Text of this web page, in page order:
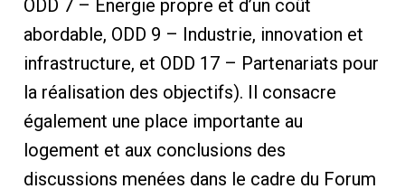
ODD 7 – Énergie propre et d’un coût
abordable, ODD 9 – Industrie, innovation et
infrastructure, et ODD 17 – Partenariats pour
la réalisation des objectifs). Il consacre
également une place importante au
logement et aux conclusions des
discussions menées dans le cadre du Forum